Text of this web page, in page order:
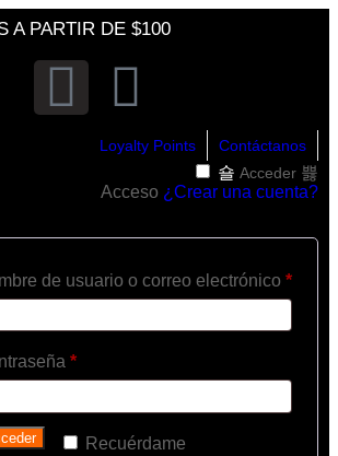
A PARTIR DE $100
Loyalty Points
Contáctanos
Acceder
Acceso ¿Crear una cuenta?
de usuario o correo electrónico *
*
Recuérdame